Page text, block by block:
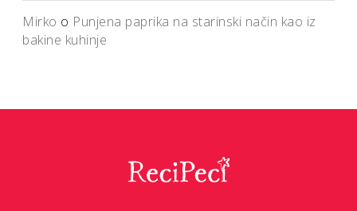
Mirko o Punjena paprika na starinski način kao iz
bakine kuhinje